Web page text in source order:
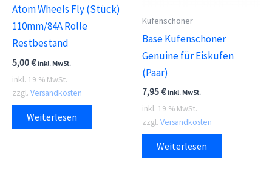
Atom Wheels Fly (Stück)
110mm/84A Rolle
Restbestand
5,00€ inkl. MwSt.
inkl. 19 % MwSt.
zzgl. Versandkosten
Weiterlesen
Kufenschoner
Base Kufenschoner
Genuine für Eiskufen
(Paar)
7,95€ inkl. MwSt.
inkl. 19 % MwSt.
zzgl. Versandkosten
Weiterlesen